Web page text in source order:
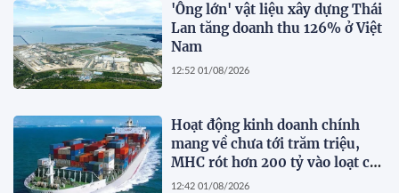
'Ông lớn' vật liệu xây dựng Thái
Lan tăng doanh thu 126% ở Việt
Nam
12:52 01/08/2026
Hoạt động kinh doanh chính
mang về chưa tới trăm triệu,
MHC rót hơn 200 tỷ vào loạt cổ
phiếu 'họ' Gelex
12:42 01/08/2026